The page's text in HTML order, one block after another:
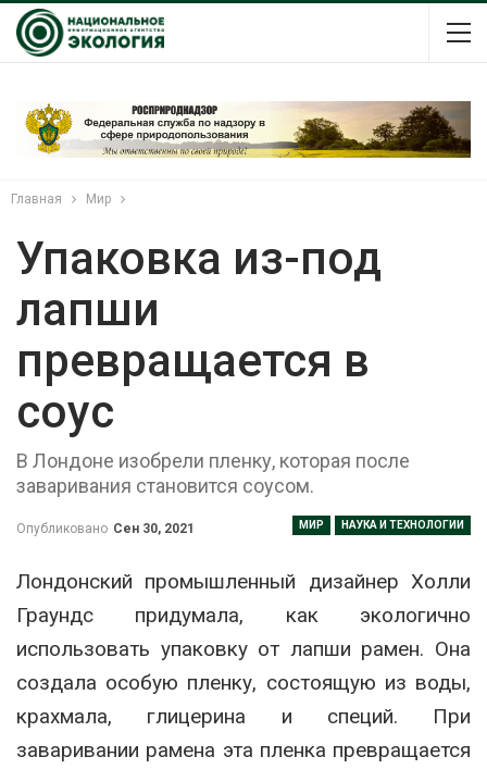
Главная Мир
Упаковка из-под
лапши
превращается в
соус
В Лондоне изобрели пленку, которая после
заваривания становится соусом.
МИР НАУКА И ТЕХНОЛОГИИ
Опубликовано Сен 30, 2021
Лондонский промышленный дизайнер Холли
Граундс придумала, как экологично
использовать упаковку от лапши рамен. Она
создала особую пленку, состоящую из воды,
крахмала, глицерина и специй. При
заваривании рамена эта пленка превращается